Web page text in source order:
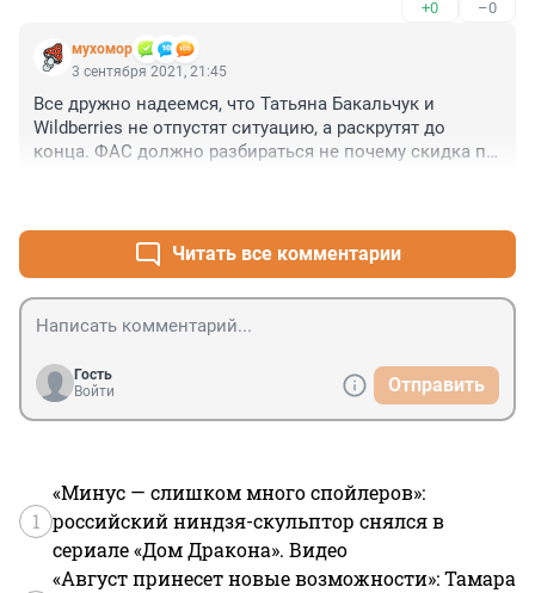
+0 –0
мухомор
3 сентября 2021, 21:45
Все дружно надеемся, что Татьяна Бакальчук и
Wildberries не отпустят ситуацию, а раскрутят до
конца. ФАС должно разбираться не почему скидка по
А Греф как всегда. Его СберPay оказывается в
привилегированном положении, но он внезапно
топит за других. Удивительно (нет)
Читать все комментарии
Гость
Войти
Отправить
1
«Минус — слишком много спойлеров»:
российский ниндзя-скульптор снялся в
сериале «Дом Дракона». Видео
«Август принесет новые возможности»: Тамара